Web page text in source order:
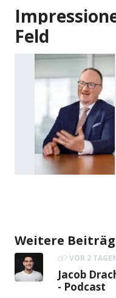
Feld
Weitere
VOR 2
Jacob
- Podcast